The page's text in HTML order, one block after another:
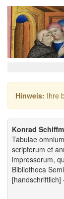
Hinweis: Ihre
Konrad
Tabulae
scriptorum et
impressorum,
Bibliotheca
[handschriftlich]